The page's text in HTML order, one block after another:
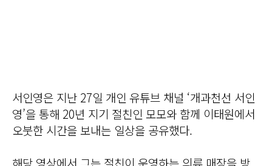
서인영은 지난 27일 개인 유튜브 채널 ‘개과천선 서인
영’을 통해 20년 지기 절친인 모모와 함께 이태원에서
오붓한 시간을 보내는 일상을 공유했다.
해당 영상에서 그는 절친이 운영하는 의류 매장을 방